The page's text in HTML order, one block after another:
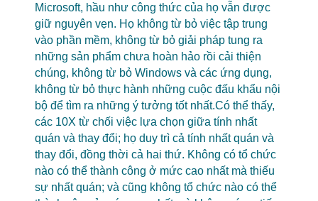
Microsoft, hầu như công thức của họ vẫn được
giữ nguyên vẹn. Họ không từ bỏ việc tập trung
vào phần mềm, không từ bỏ giải pháp tung ra
những sản phẩm chưa hoàn hảo rồi cải thiện
chúng, không từ bỏ Windows và các ứng dụng,
không từ bỏ thực hành những cuộc đấu khẩu nội
bộ để tìm ra những ý tưởng tốt nhất.Có thể thấy,
các 10X từ chối việc lựa chọn giữa tính nhất
quán và thay đổi; họ duy trì cả tính nhất quán và
thay đổi, đồng thời cả hai thứ. Không có tổ chức
nào có thể thành công ở mức cao nhất mà thiếu
sự nhất quán; và cũng không tổ chức nào có thể